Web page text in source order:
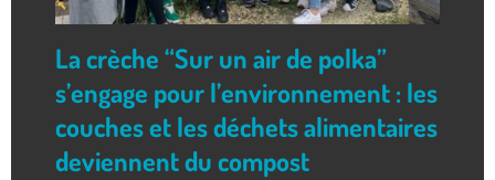
La crèche “Sur un air de polka”
s’engage pour l’environnement : les
couches et les déchets alimentaires
deviennent du compost